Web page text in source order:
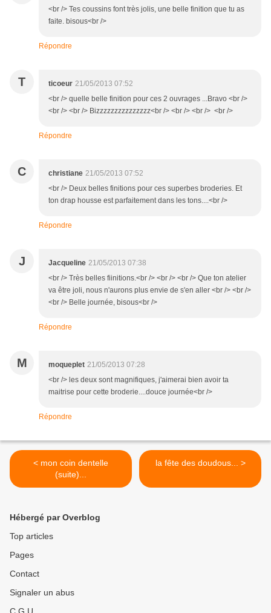
<br /> Tes coussins font très jolis, une belle finition que tu as
faite. bisous<br />
Répondre
T ticoeur 21/05/2013 07:52
<br /> quelle belle finition pour ces 2 ouvrages ...Bravo <br />
<br /> <br /> Bizzzzzzzzzzzzzzz<br /> <br /> <br /> <br />
Répondre
C christiane 21/05/2013 07:52
<br /> Deux belles finitions pour ces superbes broderies. Et
ton drap housse est parfaitement dans les tons....<br />
Répondre
J Jacqueline 21/05/2013 07:38
<br /> Très belles fiinitions.<br /> <br /> <br /> Que ton atelier
va être joli, nous n'aurons plus envie de s'en aller <br /> <br />
<br /> Belle journée, bisous<br />
Répondre
M moqueplet 21/05/2013 07:28
<br /> les deux sont magnifiques, j'aimerai bien avoir ta
maitrise pour cette broderie....douce journée<br />
Répondre
< mon coin dentelle
(suite)...
la fête des doudous... >
Hébergé par Overblog
Top articles
Pages
Contact
Signaler un abus